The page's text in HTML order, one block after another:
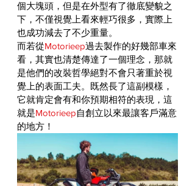
個大塊頭，但是在外型有了徹底變貌之
下，不僅視覺上看來輕巧很多，實際上
也成功減去了不少重量。
而若從Motorieep過去製作的好幾部車來
看，其實也清楚傳達了一個理念，那就
是他們的改裝哲學絕對不會只著重於視
覺上的表面工夫。既然長了這副模樣，
它就肯定會有和你預期相符的表現，這
就是Motorieep自創立以來最讓客戶滿意
的地方！